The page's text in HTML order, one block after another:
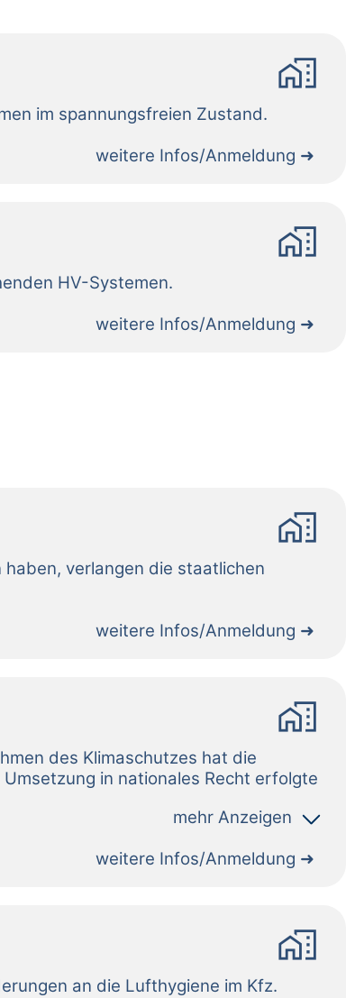
home_work
weitere Infos/Anmeldung
home_work
weitere Infos/Anmeldung
home_work
weitere Infos/Anmeldung
home_work
weitere Infos/Anmeldung
home_work